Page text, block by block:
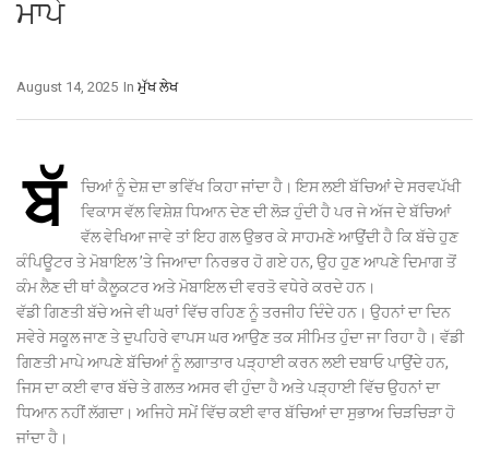
ਮਾਪੇ
In ਮੁੱਖ ਲੇਖ
August 14, 2025
ਬੱ
ਚਿਆਂ ਨੂੰ ਦੇਸ਼ ਦਾ ਭਵਿੱਖ ਕਿਹਾ ਜਾਂਦਾ ਹੈ। ਇਸ ਲਈ ਬੱਚਿਆਂ ਦੇ ਸਰਵਪੱਖੀ
ਵਿਕਾਸ ਵੱਲ ਵਿਸ਼ੇਸ਼ ਧਿਆਨ ਦੇਣ ਦੀ ਲੋੜ ਹੁੰਦੀ ਹੈ ਪਰ ਜੇ ਅੱਜ ਦੇ ਬੱਚਿਆਂ
ਵੱਲ ਵੇਖਿਆ ਜਾਵੇ ਤਾਂ ਇਹ ਗਲ ਉਭਰ ਕੇ ਸਾਹਮਣੇ ਆਉਂਦੀ ਹੈ ਕਿ ਬੱਚੇ ਹੁਣ
ਕੰਪਿਊਟਰ ਤੇ ਮੋਬਾਇਲ ’ਤੇ ਜਿਆਦਾ ਨਿਰਭਰ ਹੋ ਗਏ ਹਨ, ਉਹ ਹੁਣ ਆਪਣੇ ਦਿਮਾਗ ਤੋਂ
ਕੰਮ ਲੈਣ ਦੀ ਥਾਂ ਕੈਲੂਕਟਰ ਅਤੇ ਮੋਬਾਇਲ ਦੀ ਵਰਤੋ ਵਧੇਰੇ ਕਰਦੇ ਹਨ।
ਵੱਡੀ ਗਿਣਤੀ ਬੱਚੇ ਅਜੇ ਵੀ ਘਰਾਂ ਵਿੱਚ ਰਹਿਣ ਨੂੰ ਤਰਜੀਹ ਦਿੰਦੇ ਹਨ। ਉਹਨਾਂ ਦਾ ਦਿਨ
ਸਵੇਰੇ ਸਕੂਲ ਜਾਣ ਤੇ ਦੁਪਹਿਰੇ ਵਾਪਸ ਘਰ ਆਉਣ ਤਕ ਸੀਮਿਤ ਹੁੰਦਾ ਜਾ ਰਿਹਾ ਹੈ। ਵੱਡੀ
ਗਿਣਤੀ ਮਾਪੇ ਆਪਣੇ ਬੱਚਿਆਂ ਨੂੰ ਲਗਾਤਾਰ ਪੜ੍ਹਾਈ ਕਰਨ ਲਈ ਦਬਾਓ ਪਾਉਂਦੇ ਹਨ,
ਜਿਸ ਦਾ ਕਈ ਵਾਰ ਬੱਚੇ ਤੇ ਗਲਤ ਅਸਰ ਵੀ ਹੁੰਦਾ ਹੈ ਅਤੇ ਪੜ੍ਹਾਈ ਵਿੱਚ ਉਹਨਾਂ ਦਾ
ਧਿਆਨ ਨਹੀਂ ਲੱਗਦਾ। ਅਜਿਹੇ ਸਮੇਂ ਵਿੱਚ ਕਈ ਵਾਰ ਬੱਚਿਆਂ ਦਾ ਸੁਭਾਅ ਚਿੜਚਿੜਾ ਹੋ
ਜਾਂਦਾ ਹੈ।